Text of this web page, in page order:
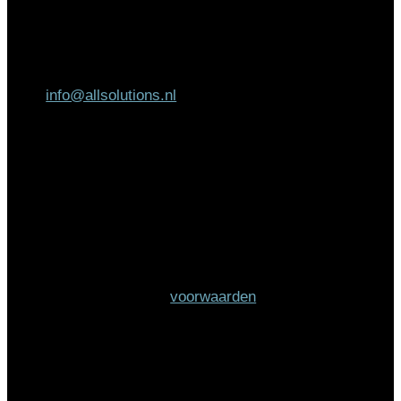
info@allsolutions.nl
akkoord met onzevoorwaarden